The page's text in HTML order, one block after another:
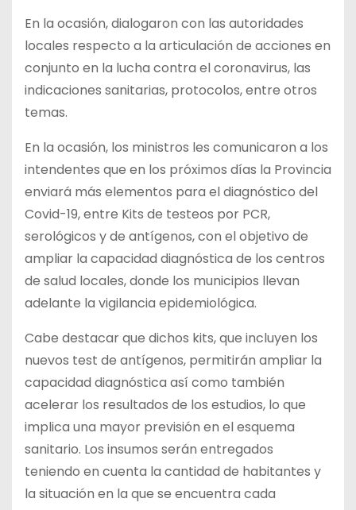
En la ocasión, dialogaron con las autoridades
locales respecto a la articulación de acciones en
conjunto en la lucha contra el coronavirus, las
indicaciones sanitarias, protocolos, entre otros
temas.
En la ocasión, los ministros les comunicaron a los
intendentes que en los próximos días la Provincia
enviará más elementos para el diagnóstico del
Covid-19, entre Kits de testeos por PCR,
serológicos y de antígenos, con el objetivo de
ampliar la capacidad diagnóstica de los centros
de salud locales, donde los municipios llevan
adelante la vigilancia epidemiológica.
Cabe destacar que dichos kits, que incluyen los
nuevos test de antígenos, permitirán ampliar la
capacidad diagnóstica así como también
acelerar los resultados de los estudios, lo que
implica una mayor previsión en el esquema
sanitario. Los insumos serán entregados
teniendo en cuenta la cantidad de habitantes y
la situación en la que se encuentra cada